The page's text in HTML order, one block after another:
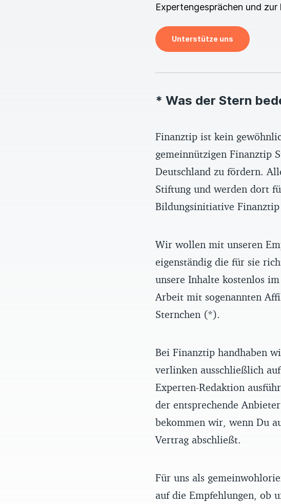
Expertengesprächen und
Unterstütze uns
* Was der Stern
Finanztip ist kein
gemeinnützigen Finanztip
Deutschland zu fördern.
Stiftung und werden dort
Bildungsinitiative Finanztip
Wir wollen mit unseren
eigenständig die für sie
unsere Inhalte kostenlos
Arbeit mit sogenannten
Sternchen (*).
Bei Finanztip handhaben
verlinken ausschließlich
Experten-Redaktion
der entsprechende
bekommen wir, wenn Du
Vertrag abschließt.
Für uns als
auf die Empfehlungen, ob